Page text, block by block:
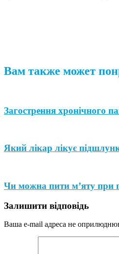
Вам также может
Загострення хронічного
Який лікар лікує
Чи можна пити м’яту при
Залишити відповідь
Ваша e-mail адреса не